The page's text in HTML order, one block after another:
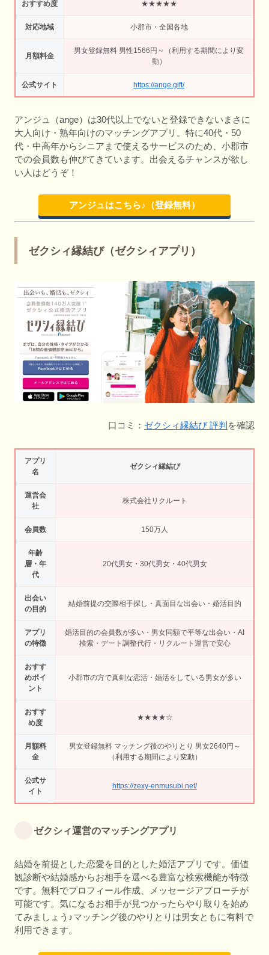
おすすめ度 ★★★★★
対応地域 小郡市・全国各地
月額料金
男女登録無料 男性1566円～（利用する期間により変
動）
公式サイト https://ange.gift/
アンジュ（ange）は30代以上でないと登録できないまさに
大人向け・熟年向けのマッチングアプリ。特に40代・50
代・中高年からシニアまで使えるサービスのため、小郡市
での会員数も伸びてきています。出会えるチャンスが欲し
い人はどうぞ！
アンジュはこちら♪（登録無料）
ゼクシィ縁結び（ゼクシィアプリ）
口コミ： ゼクシィ縁結び 評判 を確認
アプリ
名
ゼクシィ縁結び
運営会
社
株式会社リクルート
会員数 150万人
年齢
層・年
代
20代男女・30代男女・40代男女
出会い
の目的
結婚前提の交際相手探し・真面目な出会い・婚活目的
アプリ
の特徴
婚活目的の会員数が多い・男女同額で平等な出会い・AI
検索・デート調整代行・リクルート運営で安心
おすす
めポイ
ント
小郡市の方で真剣な恋活・婚活をしている男女が多い
おすす
め度
★★★★☆
月額料
金
男女登録無料 マッチング後のやりとり 男女2640円～
（利用する期間により変動）
公式サ
イト
https://zexy-enmusubi.net/
ゼクシィ運営のマッチングアプリ
結婚を前提とした恋愛を目的とした婚活アプリです。価値
観診断や結婚感からお相手を選べる豊富な検索機能が特徴
です。無料でプロフィール作成、メッセージアプローチが
可能です。気になるお相手が見つかったらやり取りを始め
てみましょう♪マッチング後のやりとりは男女ともに有料で
利用できます。